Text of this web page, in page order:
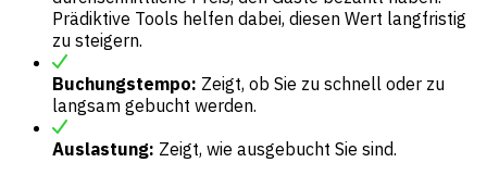
Prädiktive Tools helfen dabei, diesen Wert langfristig
zu steigern.
Buchungstempo: Zeigt, ob Sie zu schnell oder zu
langsam gebucht werden.
Auslastung: Zeigt, wie ausgebucht Sie sind.